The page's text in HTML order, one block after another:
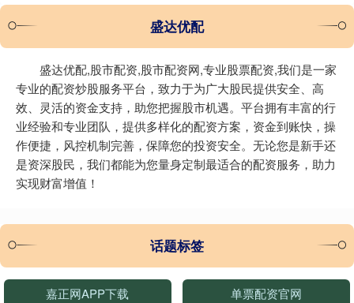
盛达优配
盛达优配,股市配资,股市配资网,专业股票配资,我们是一家
专业的配资炒股服务平台，致力于为广大股民提供安全、高
效、灵活的资金支持，助您把握股市机遇。平台拥有丰富的行
业经验和专业团队，提供多样化的配资方案，资金到账快，操
作便捷，风控机制完善，保障您的投资安全。无论您是新手还
是资深股民，我们都能为您量身定制最适合的配资服务，助力
实现财富增值！
话题标签
嘉正网APP下载 单票配资官网